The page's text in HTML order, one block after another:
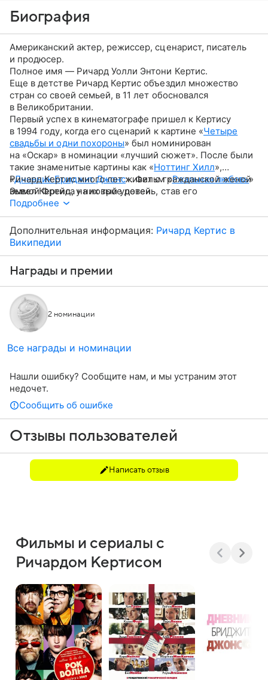
Награды и премии
2 номинации
Все награды и номинации
Биография
Американский актер, режиссер, сценарист, писатель
и продюсер.
Полное имя — Ричард Уолли Энтони Кертис.
Еще в детстве Ричард Кертис объездил множество
стран со своей семьей, в 11 лет обосновался
в Великобритании.
Первый успех в кинематографе пришел к Кертису
в 1994 году, когда его сценарий к картине «Четыре
свадьбы и одни похороны» был номинирован
на «Оскар» в номинации «лучший сюжет». После были
такие знаменитые картины как «Ноттинг Хилл»,
«Дневник Бриджит Джонс». Фильм «Реальная любовь»
вывел Кертиса на новый уровень, став его
режиссерским дебютом. В картине Кертису удалось
гармонично переплести девять сюжетных линий,
создав исключительно позитивную и интересную
историю. После Кертис выпустил ленты «
Девушка из
», « Рок-волна
Ричард Кертис много лет живет с гражданской женой
Эммой Фрейд, у них трое детей.
Подробнее
Дополнительная информация: Ричард Кертис в
Википедии
Нашли ошибку? Сообщите нам, и мы устраним этот
недочет.
Сообщить об ошибке
Отзывы пользователей
Написать отзыв
Фильмы и сериалы с
Ричардом Кертисом